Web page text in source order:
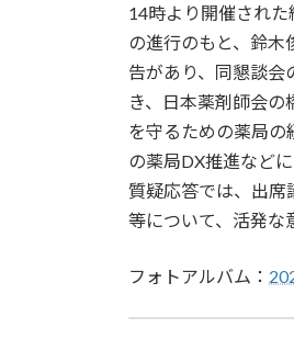
14時より開催され
の進行のもと、鈴木
告があり、同懇談会
き、日本薬剤師会
を守るための薬局の
の薬局DX推進など
質疑応答では、出席
等について、活発な
フォトアルバム：